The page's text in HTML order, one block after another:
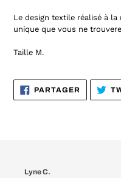
Le design textile réalisé à
unique que vous ne
Taille M.
PARTAGER
SUR
Lyne C.